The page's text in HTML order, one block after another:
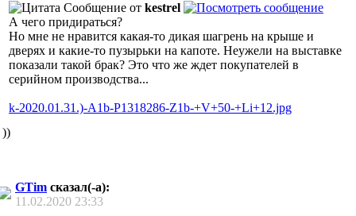
Сообщение от kestrel
А чего придираться?
Но мне не нравится какая-то дикая шагрень на крыше и
дверях и какие-то пузырьки на капоте. Неужели на выставке
показали такой брак? Это что же ждет покупателей в
серийном производства...
k-2020.01.31.)-A1b-P1318286-Z1b-+V+50-+Li+12.jpg
))
GTim сказал(-а):
11.02.2020 23:33